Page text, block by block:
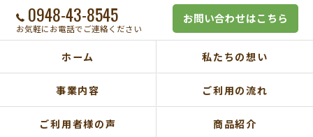
0948-43-8545
お気軽にお電話でご連絡ください
お問い合わせはこちら
ホーム 私たちの想い
事業内容 ご利用の流れ
ご利用者様の声 商品紹介